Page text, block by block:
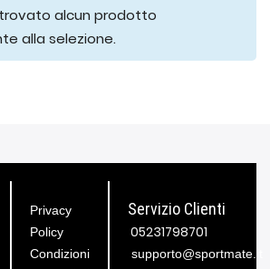
alcun prodotto
alla selezione.
Privacy
Policy
Condizioni
Servizio Clienti
05231798701
supporto@sportmate.it